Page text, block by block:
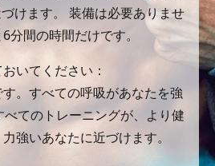
けます。 装備は必要ありませ
分間の時間だけです。
いてください：
。すべての呼吸があなたを強
べてのトレーニングが、より健
強いあなたに近づけます。